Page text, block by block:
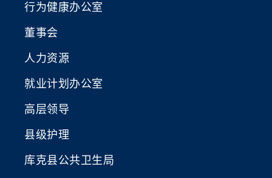
行为健康办公室
董事会
人力资源
就业计划办公室
高层领导
县级护理
库克县公共卫生局